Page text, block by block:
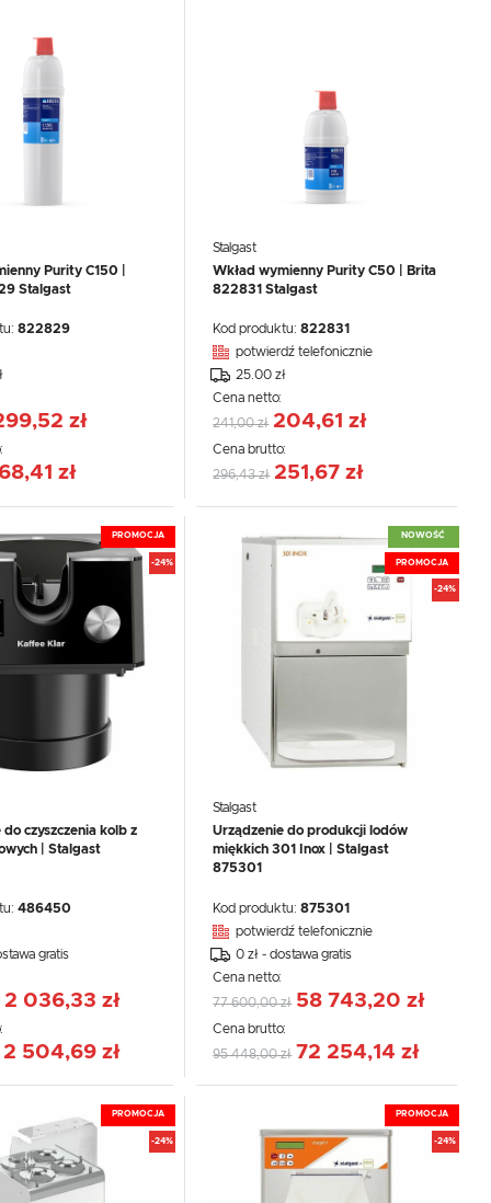
Purity C150 |
Stalgast
822829
zł
zł
Stalgast
Wkład wymienny Purity C50 | Brita
822831 Stalgast
Kod produktu:822831
potwierdź telefonicznie
25.00 zł
Cena netto:
241,00 zł 204,61 zł
Cena brutto:
296,43 zł 251,67 zł
PROMOCJA
-24%
do czyszczenia kolb z
| Stalgast
486450
gratis
2 036,33 zł
2 504,69 zł
NOWOŚĆ
PROMOCJA
-24%
Stalgast
Urządzenie do produkcji lodów
miękkich 301 Inox | Stalgast
875301
Kod produktu:875301
potwierdź telefonicznie
0 zł - dostawa gratis
Cena netto:
77 600,00 zł 58 743,20 zł
Cena brutto:
95 448,00 zł 72 254,14 zł
PROMOCJA
-24%
PROMOCJA
-24%